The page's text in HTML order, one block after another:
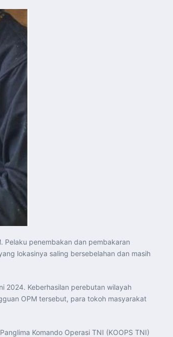
Pelaku penembakan dan pembakaran
lokasinya saling bersebelahan dan masih
2024. Keberhasilan perebutan wilayah
OPM tersebut, para tokoh masyarakat
Komando Operasi TNI (KOOPS TNI)